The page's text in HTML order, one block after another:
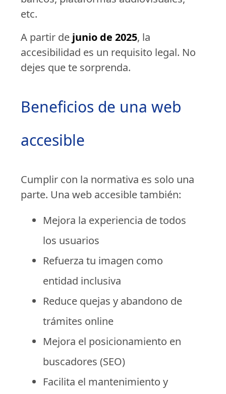
etc.
A partir de junio de 2025, la
accesibilidad es un requisito legal. No
dejes que te sorprenda.
Beneficios de una web
accesible
Cumplir con la normativa es solo una
parte. Una web accesible también:
Mejora la experiencia de todos
los usuarios
Refuerza tu imagen como
entidad inclusiva
Reduce quejas y abandono de
trámites online
Mejora el posicionamiento en
buscadores (SEO)
Facilita el mantenimiento y